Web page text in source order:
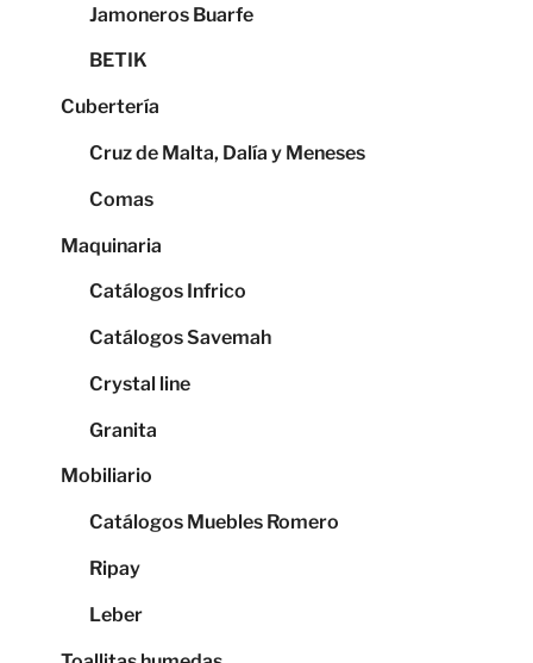
Jamoneros Buarfe
BETIK
Cubertería
Cruz de Malta, Dalía y Meneses
Comas
Maquinaria
Catálogos Infrico
Catálogos Savemah
Crystal line
Granita
Mobiliario
Catálogos Muebles Romero
Ripay
Leber